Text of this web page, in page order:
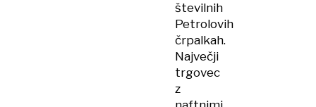
številnih
Petrolovih
črpalkah.
Največji
trgovec
z